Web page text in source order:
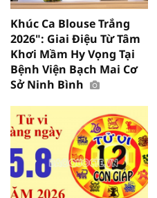
Khúc Ca Blouse Trắng
2026": Giai Điệu Từ Tâm
Khơi Mầm Hy Vọng Tại
Bệnh Viện Bạch Mai Cơ
Sở Ninh Bình